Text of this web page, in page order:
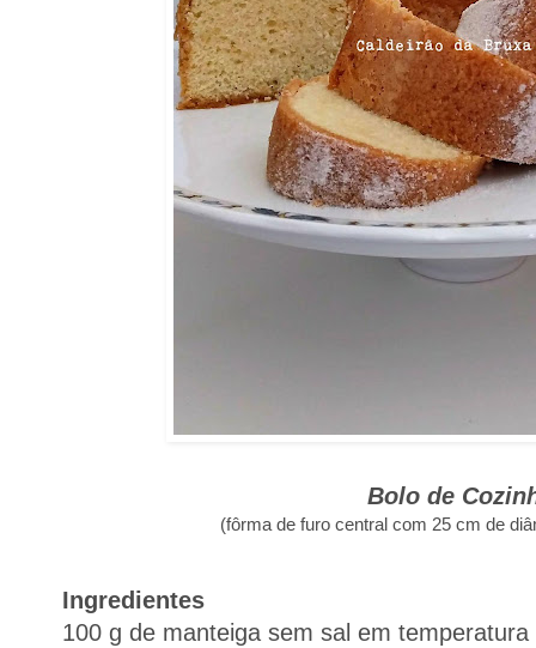
Bolo de
(fôrma de furo central com 25 cm de
Ingredientes
100 g de manteiga sem sal em